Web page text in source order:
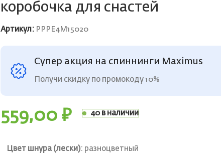
коробочка для снастей
Артикул: PPPE4M15020
Супер акция на спиннинги Maximus
Получи скидку по промокоду 10%
559,00 ₽ 40 в наличии
Цвет шнура (лески): разноцветный